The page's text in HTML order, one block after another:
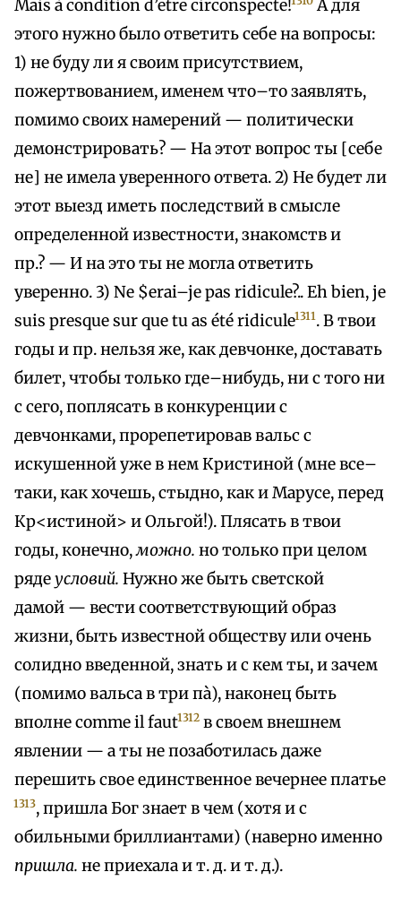
Mais à condition d’etre circonspecte!
А для
этого нужно было ответить себе на вопросы:
1) не буду ли я своим присутствием,
пожертвованием, именем что–то заявлять,
помимо своих намерений — политически
демонстрировать? — На этот вопрос ты [себе
не] не имела уверенного ответа. 2) Не будет ли
этот выезд иметь последствий в смысле
определенной известности, знакомств и
пр.? — И на это ты не могла ответить
уверенно. 3) Ne $erai–je pas ridicule?.. Eh bien, je
suis presque sur que tu as été ridicule1311. В твои
годы и пр. нельзя же, как девчонке, доставать
билет, чтобы только где–нибудь, ни с того ни
с сего, поплясать в конкуренции с
девчонками, прорепетировав вальс с
искушенной уже в нем Кристиной (мне все–
таки, как хочешь, стыдно, как и Марусе, перед
Кр<истиной> и Ольгой!). Плясать в твои
годы, конечно,можно. но только при целом
рядеусловий. Нужно же быть светской
дамой — вести соответствующий образ
жизни, быть известной обществу или очень
солидно введенной, знать и с кем ты, и зачем
(помимо вальса в три пà), наконец быть
вполне comme il faut1312 в своем внешнем
явлении — а ты не позаботилась даже
перешить свое единственное вечернее платье
1313, пришла Бог знает в чем (хотя и с
обильными бриллиантами) (наверно именно
пришла. не приехала и т. д. и т. д.).